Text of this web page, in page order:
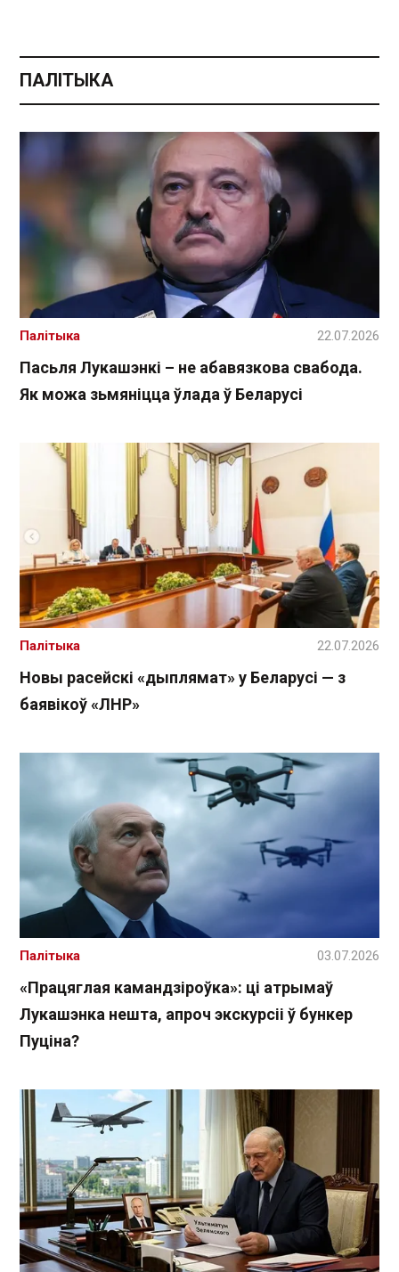
ПАЛІТЫКА
Пасьля Лукашэнкі – не абавязкова свабода.
Як можа зьмяніцца ўлада ў Беларусі
Палітыка 22.07.2026
Новы расейскі «дыплямат» у Беларусі — з
баявікоў «ЛНР»
Палітыка 22.07.2026
«Працяглая камандзіроўка»: ці атрымаў
Лукашэнка нешта, апроч экскурсіі ў бункер
Пуціна?
Палітыка 03.07.2026